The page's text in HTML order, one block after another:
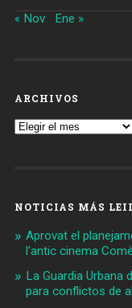
« Nov Ene »
ARCHIVOS
Archivos
NOTICIAS MÁS
Aprovat el
l'antic cinema
La Guardia
para conflictos de